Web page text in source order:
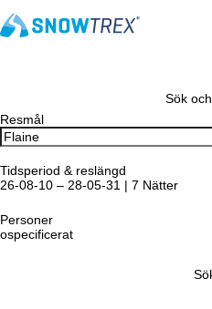
Sök
Resmål
Tidsperiod & reslängd
26-08-10 – 28-05-31 | 7 Nätter
Personer
ospecificerat